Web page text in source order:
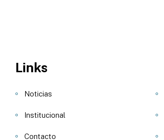
Links
Noticias
Institucional
Contacto